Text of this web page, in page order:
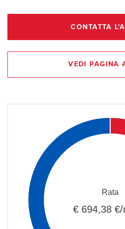
CONTATTA
VEDI PAGINA
Rata
€ 694,38